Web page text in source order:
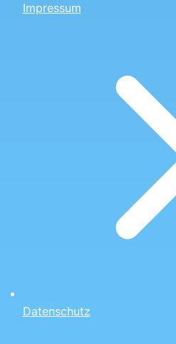
Impressum
Datenschutz